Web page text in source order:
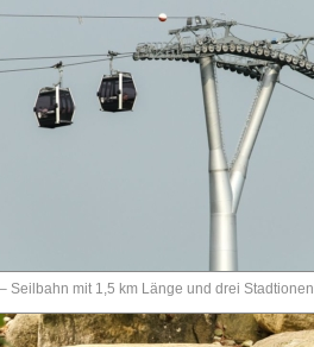
Seilbahn mit 1,5 km Länge und drei Stadtionen